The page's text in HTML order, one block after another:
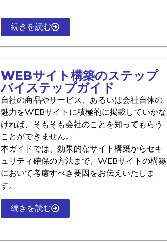
続きを読む
WEBサイト構築のステップ
バイステップガイド
自社の商品やサービス、あるいは会社自体の
魅力をWEBサイトに積極的に掲載していかな
ければ、そもそも会社のことを知ってもらう
ことができません。
本ガイドでは、効果的なサイト構築からセキ
ュリティ確保の方法まで、WEBサイトの構築
において考慮すべき要因をお伝えいたしま
す。
続きを読む